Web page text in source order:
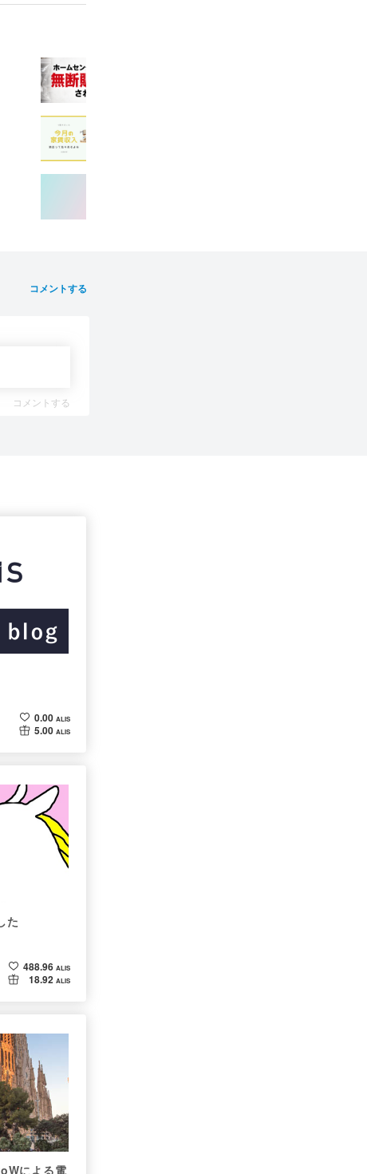
コメントする
コメントする
0.00 ALIS
5.00 ALIS
た
488.96 ALIS
18.92 ALIS
による電